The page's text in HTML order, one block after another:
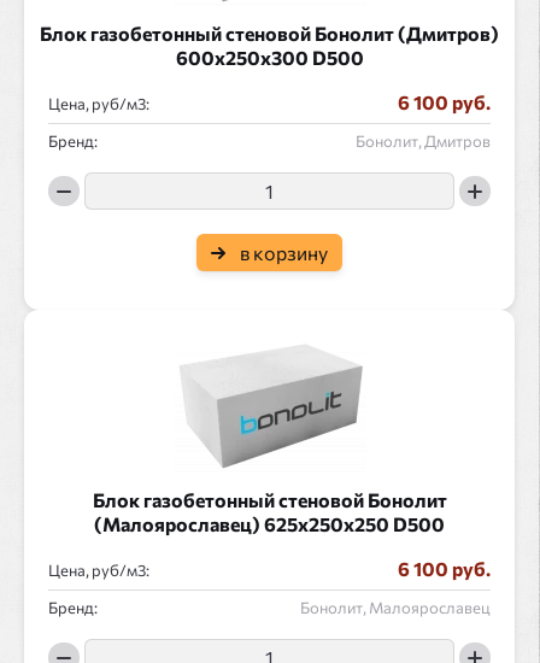
Блок газобетонный стеновой Бонолит (Дмитров)
600x250x300 D500
Цена, руб/ : 6 100 руб.
Бренд: Бонолит, Дмитров
в корзину
Блок газобетонный стеновой Бонолит
(Малоярославец) 625x250x250 D500
Цена, руб/ : 6 100 руб.
Бренд: Бонолит, Малоярославец